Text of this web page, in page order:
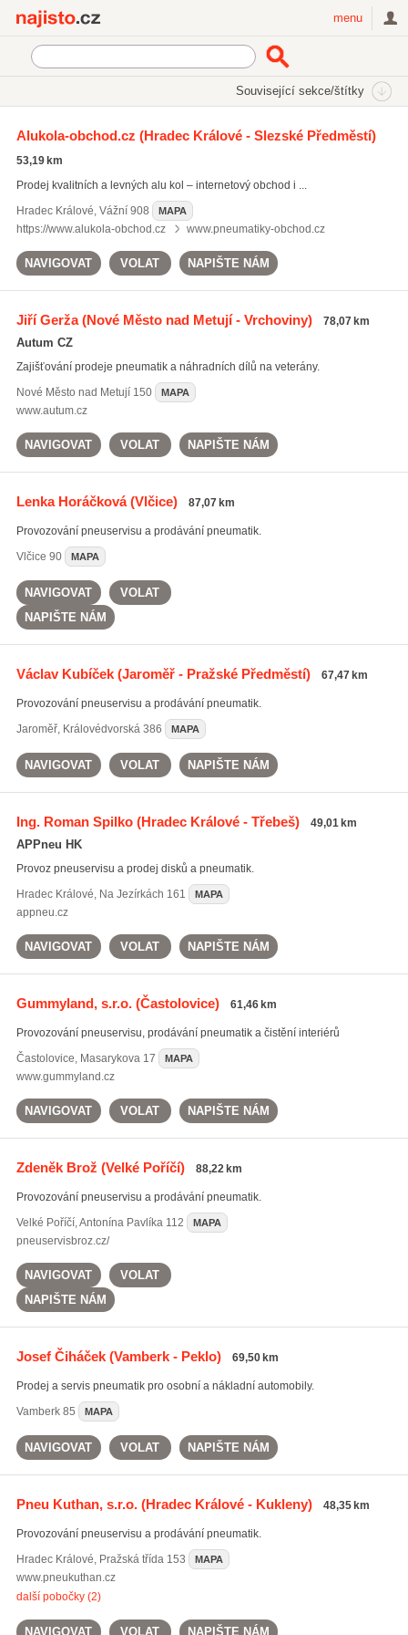
menu
Související sekce/štítky
zimní pneumatiky
servis pneumatik(1658)
Všechny související štítky
Alukola-obchod.cz (Hradec Králové - Slezské Předměstí)
53,19 km
Prodej kvalitních a levných alu kol – internetový obchod i ...
Hradec Králové, Vážní 908 MAPA
https://www.alukola-obchod.cz www.pneumatiky-obchod.cz
NAVIGOVAT VOLAT NAPIŠTE NÁM
Jiří Gerža(Nové Město nad Metují - Vrchoviny) 78,07 km
Autum CZ
Zajišťování prodeje pneumatik a náhradních dílů na veterány.
Nové Město nad Metují150 MAPA
www.autum.cz
NAVIGOVAT VOLAT NAPIŠTE NÁM
Lenka Horáčková(Vlčice) 87,07 km
Provozování pneuservisu a prodávání pneumatik.
Vlčice 90 MAPA
NAVIGOVAT
VOLAT
NAPIŠTE NÁM
Václav Kubíček(Jaroměř - Pražské Předměstí) 67,47 km
Provozování pneuservisu a prodávání pneumatik.
Jaroměř, Královédvorská 386 MAPA
NAVIGOVAT VOLAT NAPIŠTE NÁM
Ing. Roman Spilko(Hradec Králové - Třebeš) 49,01 km
APPneu HK
Provoz pneuservisu a prodej disků a pneumatik.
Hradec Králové, Na Jezírkách 161 MAPA
appneu.cz
NAVIGOVAT VOLAT NAPIŠTE NÁM
Gummyland, s.r.o.(Častolovice) 61,46 km
Provozování pneuservisu, prodávání pneumatik a čistění interiérů
Častolovice, Masarykova 17 MAPA
www.gummyland.cz
NAVIGOVAT VOLAT NAPIŠTE NÁM
Zdeněk Brož (Velké Poříčí) 88,22 km
Provozování pneuservisu a prodávání pneumatik.
Velké Poříčí,Antonína Pavlíka 112 MAPA
pneuservisbroz.cz/
NAVIGOVAT
VOLAT
NAPIŠTE NÁM
Josef Čiháček(Vamberk - Peklo) 69,50 km
Prodej a servis pneumatik pro osobní a nákladní automobily.
Vamberk85 MAPA
NAVIGOVAT VOLAT NAPIŠTE NÁM
Pneu Kuthan, s.r.o.(Hradec Králové - Kukleny) 48,35 km
Provozování pneuservisu a prodávání pneumatik.
Hradec Králové, Pražská třída 153 MAPA
www.pneukuthan.cz
další pobočky (2)
NAVIGOVAT VOLAT NAPIŠTE NÁM